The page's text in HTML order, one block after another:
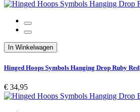
In Winkelwagen
Hinged Hoops Symbols Hanging Drop Ruby Red
€ 34,95